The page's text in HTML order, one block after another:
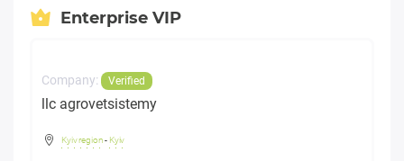
Enterprise VIP
Company: Verified
llc agrovetsistemy
Kyiv region- Kyiv